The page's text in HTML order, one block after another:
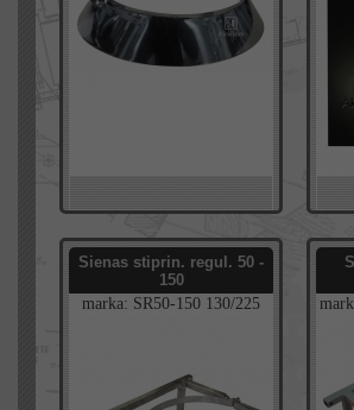
Sienas stiprin. regul. 50 -
150
marka: SR50-150 130/225